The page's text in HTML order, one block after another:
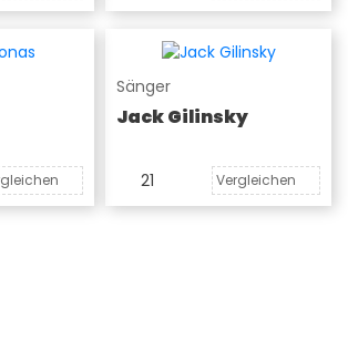
Sänger
Jack Gilinsky
21 Vergleichen